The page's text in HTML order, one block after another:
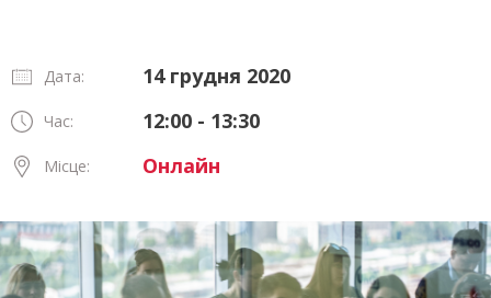
Дата: 14 грудня 2020
Час: 12:00 - 13:30
Місце: Онлайн